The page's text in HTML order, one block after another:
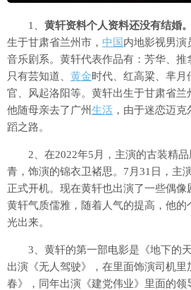
1、 黄轩资料个人资料还没有结婚。
生于甘肃省兰州市， 中国 内地影视男演
音乐剧系。黄轩代表作品有：芳华、推
只有芸知道、 黄金时代、红高粱、芈
官、风起洛阳等。黄轩出生于甘肃省兰
他随母亲去了广州生活 ，由于迷恋迈
蹈之路。
2、在2022年5月，主演的古装精品
青，饰演的锦衣卫褚思。7月31日，主
正式开机。现在黄轩也出演了一些偶像
黄轩气质儒雅，随着人气的提高，他的
光出来。
3、黄轩的第一部电影是《地下的天
出演《无人驾驶》，在里面饰演司机里
春》，同年出演《建党伟业》里面的领